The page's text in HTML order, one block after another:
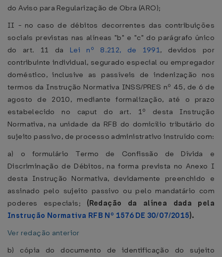
do Aviso para Regularização de Obra (ARO);
II - no caso de débitos decorrentes das contribuições
sociais previstas nas alíneas "b" e "c" do parágrafo único
do art. 11 da Lei nº 8.212, de 1991, devidos por
contribuinte individual, segurado especial ou empregador
doméstico, inclusive as passíveis de indenização nos
termos da Instrução Normativa INSS/PRES nº 45, de 6 de
agosto de 2010, mediante formalização, até o prazo
estabelecido no caput do art. 1º desta Instrução
Normativa, na unidade da RFB do domicílio tributário do
sujeito passivo, de processo administrativo instruído com:
a) o formulário Termo de Confissão de Dívida e
Discriminação de Débitos, na forma prevista no Anexo I
desta Instrução Normativa, devidamente preenchido e
assinado pelo sujeito passivo ou pelo mandatário com
poderes especiais; (Redação da alínea dada pela
Instrução Normativa RFB Nº 1576 DE 30/07/2015).
Ver redação anterior
b) cópia do documento de identificação do sujeito